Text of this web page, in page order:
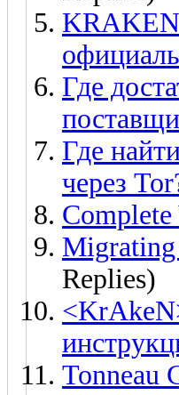
Где
Где
через
Replies)
Tonneau